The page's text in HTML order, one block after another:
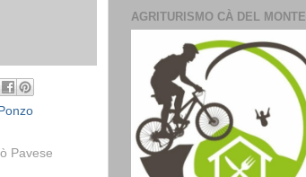
Pavese
AGRITURISMO CÀ DEL MONTE